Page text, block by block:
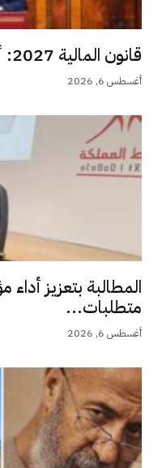
قانون المالية 2027: أخنوش يبقي على دعم...
أغسطس 6, 2026
المطالبة بتعزيز
متطلبات...
أغسطس 6, 2026